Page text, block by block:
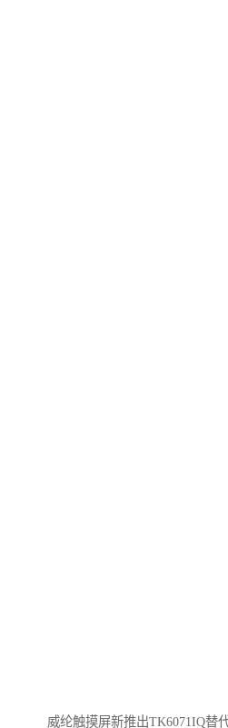
威纶触摸屏新推出TK6071IQ替